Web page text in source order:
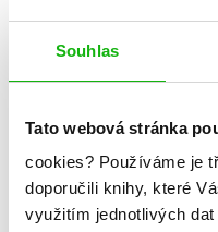
Souhlas
Tato webová stránka
cookies? Používáme je
doporučili knihy, které
využitím jednotlivých
Napsat komentář